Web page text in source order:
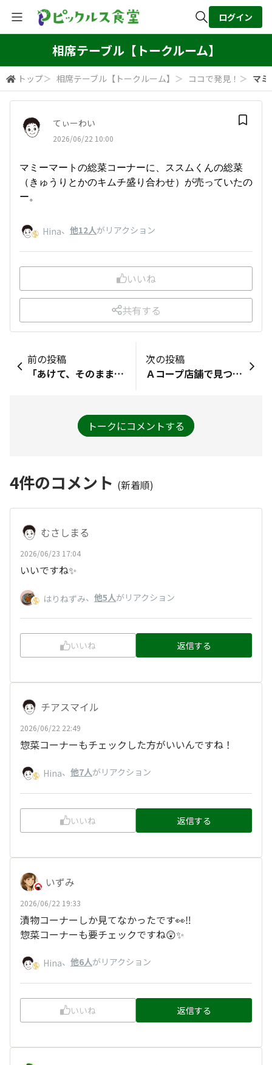
全体検索
検索
ログイン
相席テーブル【トークルーム】
トップ＞ 相席テーブル【トークルーム】 ＞ ココで発見！ ＞ マ
てぃーわい
2026/06/22 10:00
マミーマートの総菜コーナーに、ススムくんの総菜
（きゅうりとかのキムチ盛り合わせ）が売っていたの
ー。
Hina、 他12人がリアクション
いいね
共有する
前の投稿
「あけて、そのまま！ぬか胡瓜1本」を探しに近くのスーパーに行ったのですが、残念ながら売ってなかったです。その代わり、この商品を見つけました！
次の投稿
Ａコープ店舗で見つけましたよ。その日のうちに完食し、余韻が残ったままの翌日、業務スーパーで再発見して、2日連続の出会いでした🤗
トークにコメントする
4件のコメント (新着順)
むさしまる
2026/06/23 17:04
いいですね✨️
はりねずみ、 他5人がリアクション
いいね 返信する
チアスマイル
2026/06/22 22:49
惣菜コーナーもチェックした方がいいんですね！
Hina、 他7人がリアクション
いいね 返信する
いずみ
2026/06/22 19:33
漬物コーナーしか見てなかったです👀‼️
惣菜コーナーも要チェックですね😲✨
Hina、 他6人がリアクション
いいね 返信する